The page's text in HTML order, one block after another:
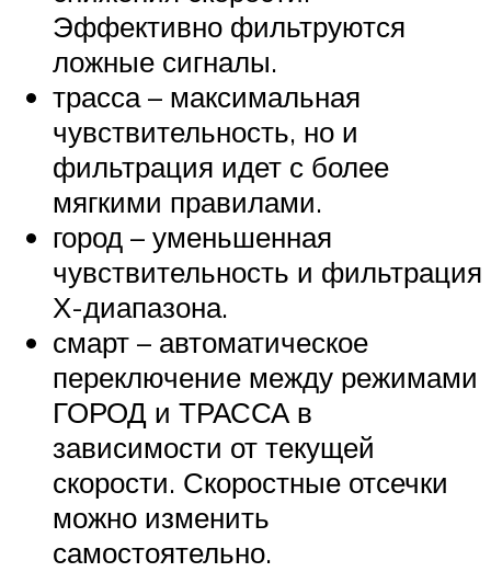
Эффективно фильтруются
ложные сигналы.
трасса – максимальная
чувствительность, но и
фильтрация идет с более
мягкими правилами.
город – уменьшенная
чувствительность и фильтрация
Х-диапазона.
смарт – автоматическое
переключение между режимами
ГОРОД и ТРАССА в
зависимости от текущей
скорости. Скоростные отсечки
можно изменить
самостоятельно.